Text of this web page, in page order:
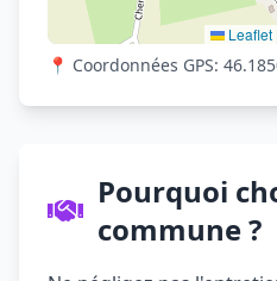
Leaflet
📍 Coordonnées GPS:
Pourquoi
commune ?